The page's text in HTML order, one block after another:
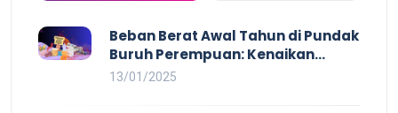
Beban Berat Awal Tahun di Pundak
Buruh Perempuan: Kenaikan
Harga yang Mencekik, Ancaman
13/01/2025